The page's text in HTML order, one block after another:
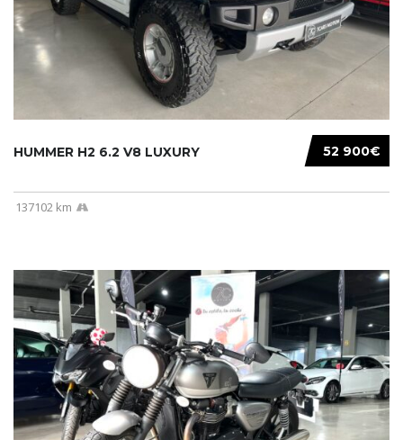
52 900€
HUMMER H2 6.2 V8 LUXURY
137102 km